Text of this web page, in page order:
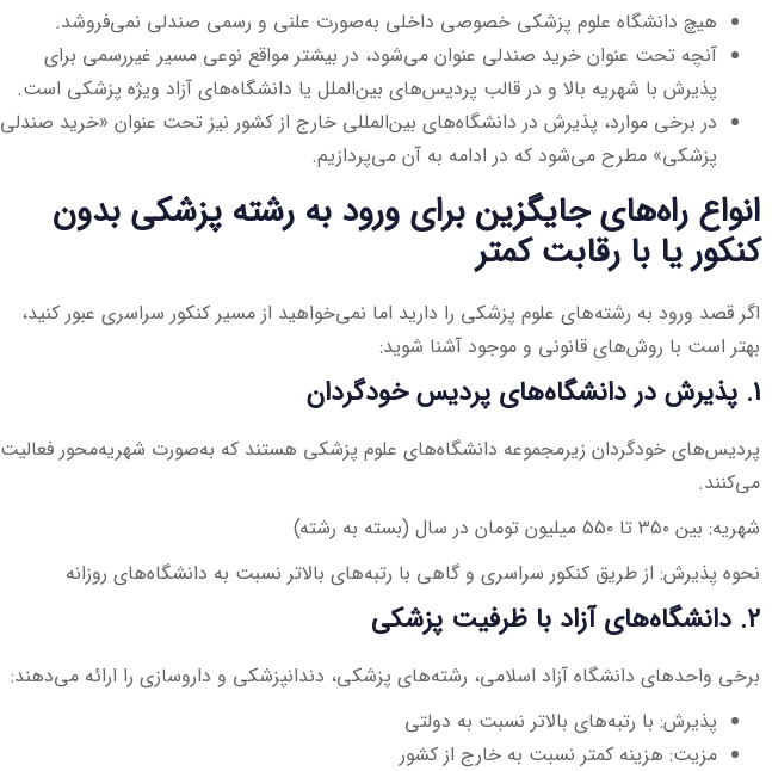
هیچ دانشگاه علوم پزشکی خصوصی داخلی به‌صورت علنی و رسمی صندلی نمی‌فروشد.
آنچه تحت عنوان خرید صندلی عنوان می‌شود، در بیشتر مواقع نوعی مسیر غیررسمی برای
پذیرش با شهریه بالا و در قالب پردیس‌های بین‌الملل یا دانشگاه‌های آزاد ویژه پزشکی است.
در برخی موارد، پذیرش در دانشگاه‌های بین‌المللی خارج از کشور نیز تحت عنوان «خرید صندلی
پزشکی» مطرح می‌شود که در ادامه به آن می‌پردازیم.
انواع راه‌های جایگزین برای ورود به رشته پزشکی بدون
کنکور یا با رقابت کمتر
اگر قصد ورود به رشته‌های علوم پزشکی را دارید اما نمی‌خواهید از مسیر کنکور سراسری عبور کنید،
بهتر است با روش‌های قانونی و موجود آشنا شوید:
1. پذیرش در دانشگاه‌های پردیس خودگردان
پردیس‌های خودگردان زیرمجموعه دانشگاه‌های علوم پزشکی هستند که به‌صورت شهریه‌محور فعالیت
می‌کنند.
شهریه: بین ۳۵۰ تا ۵۵۰ میلیون تومان در سال (بسته به رشته)
نحوه پذیرش: از طریق کنکور سراسری و گاهی با رتبه‌های بالاتر نسبت به دانشگاه‌های روزانه
2. دانشگاه‌های آزاد با ظرفیت پزشکی
برخی واحدهای دانشگاه آزاد اسلامی، رشته‌های پزشکی، دندانپزشکی و داروسازی را ارائه می‌دهند:
پذیرش: با رتبه‌های بالاتر نسبت به دولتی
مزیت: هزینه کمتر نسبت به خارج از کشور